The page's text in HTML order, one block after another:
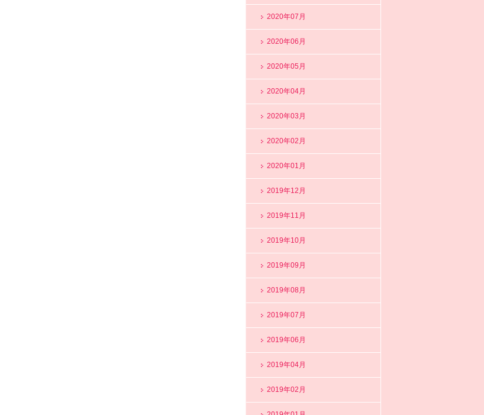
2020年07月
2020年06月
2020年05月
2020年04月
2020年03月
2020年02月
2020年01月
2019年12月
2019年11月
2019年10月
2019年09月
2019年08月
2019年07月
2019年06月
2019年04月
2019年02月